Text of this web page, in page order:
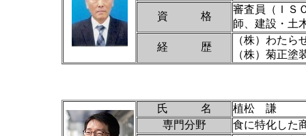
資 格
審査員（ＩＳ
師、建設・土
経 歴
（株）わた
（株）菊正塗
氏 名
植松 謙
専門分野
食に特化した